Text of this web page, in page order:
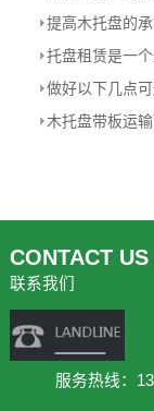
托盘租赁是一
CONTACT US
联系我们
服务热线：